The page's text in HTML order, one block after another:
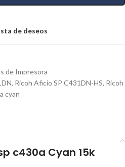
de deseos
de Impresora
, Ricoh Aficio SP C431DN-HS, Ricoh
cyan
c430a Cyan 15k